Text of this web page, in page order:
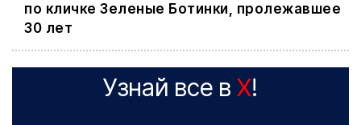
по кличке Зеленые Ботинки, пролежавшее
30 лет
Узнай все в X!